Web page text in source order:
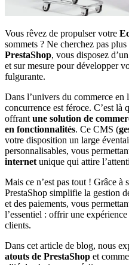
Vous rêvez de propulser votre
sommets ? Ne cherchez pas
PrestaShop, vous disposez
et sur mesure pour développer
fulgurante.
Dans l’univers du commerce
concurrence est féroce. C’est là
offrant une solution de
en fonctionnalités. Ce CMS (
votre disposition un large
personnalisables, vous
internet unique qui attire
Mais ce n’est pas tout ! Grâce à
PrestaShop simplifie la gestion
et des paiements, vous
l’essentiel : offrir une
clients.
Dans cet article de blog, nous
atouts de PrestaShop et